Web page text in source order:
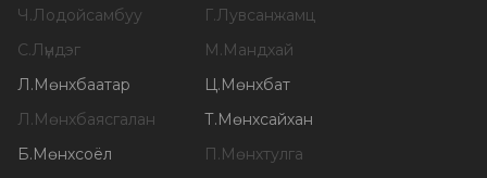
Ч.Лодойсамбуу Г.Лувсанжамц
С.Лүндэг М.Мандхай
Л.Мөнхбаатар Ц.Мөнхбат
Л.Мөнхбаясгалан Т.Мөнхсайхан
Б.Мөнхсоёл П.Мөнхтулга